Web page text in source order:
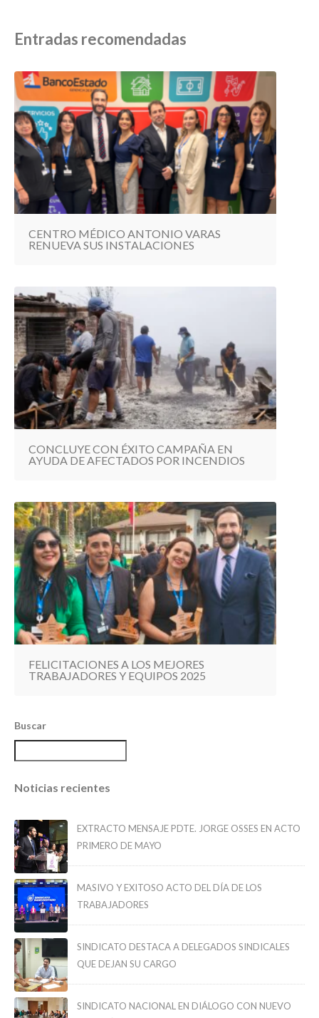
Entradas recomendadas
CENTRO MÉDICO ANTONIO VARAS
RENUEVA SUS INSTALACIONES
CONCLUYE CON ÉXITO CAMPAÑA EN
AYUDA DE AFECTADOS POR INCENDIOS
FELICITACIONES A LOS MEJORES
TRABAJADORES Y EQUIPOS 2025
Buscar
Noticias recientes
EXTRACTO MENSAJE PDTE. JORGE OSSES EN ACTO
PRIMERO DE MAYO
MASIVO Y EXITOSO ACTO DEL DÍA DE LOS
TRABAJADORES
SINDICATO DESTACA A DELEGADOS SINDICALES
QUE DEJAN SU CARGO
SINDICATO NACIONAL EN DIÁLOGO CON NUEVO